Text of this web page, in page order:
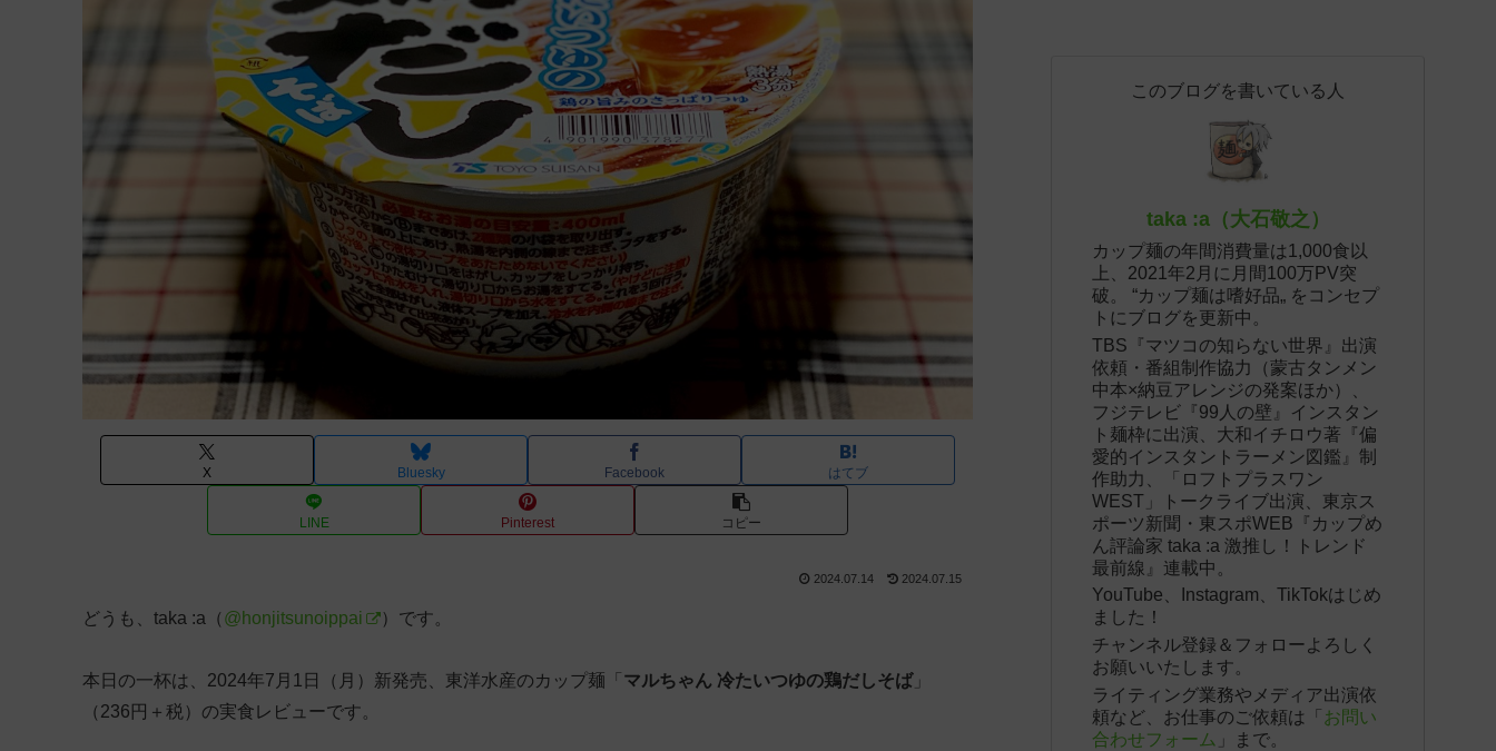
X Bluesky Facebook はてブ
LINE Pinterest コピー
2024.07.14 2024.07.15
どうも、taka :a（ @honjitsunoippai ）です。
本日の一杯は、2024年7月1日（月）新発売、東洋水産のカップ麺「 マルちゃん 冷たいつゆの鶏だしそば」
（236円＋税）の実食レビューです。
このブログを書いている人
taka :a（大石敬之）
カップ麺の年間消費量は1,000食以
上、2021年2月に月間100万PV突
破。 “カップ麺は嗜好品„ をコンセプ
トにブログを更新中。
TBS『マツコの知らない世界』出演
依頼・番組制作協力（蒙古タンメン
中本×納豆アレンジの発案ほか）、
フジテレビ『99人の壁』インスタン
ト麺枠に出演、大和イチロウ著『偏
愛的インスタントラーメン図鑑』制
作助力、「ロフトプラスワン
WEST」トークライブ出演、東京ス
ポーツ新聞・東スポWEB『カップめ
ん評論家 taka :a 激推し！トレンド
最前線』連載中。
YouTube、Instagram、TikTokはじめ
ました！
チャンネル登録＆フォローよろしく
お願いいたします。
ライティング業務やメディア出演依
頼など、お仕事のご依頼は「 お問い
合わせフォーム 」まで。